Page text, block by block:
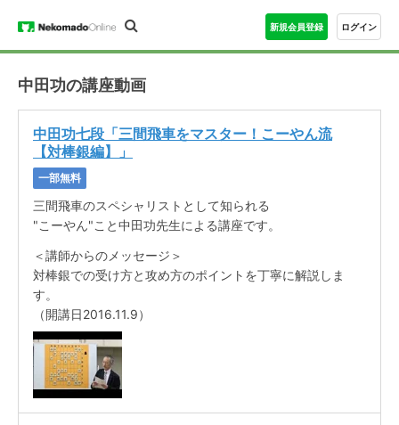
新規会員登録 ログイン
中田功の講座動画
中田功七段「三間飛車をマスター！こーやん流
【対棒銀編】」
一部無料
三間飛車のスペシャリストとして知られる
"こーやん"こと中田功先生による講座です。
＜講師からのメッセージ＞
対棒銀での受け方と攻め方のポイントを丁寧に解説しま
す。
（開講日2016.11.9）